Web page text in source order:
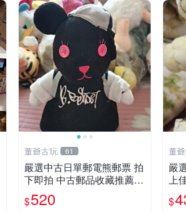
董爺古玩 61
嚴選中古日單郵電熊郵票 拍
下即拍 中古郵品收藏推薦
郵票 郵電熊 日本
$520
董
嚴
上
玩
$